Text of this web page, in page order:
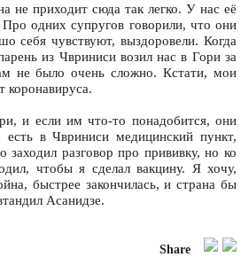
не приходит сюда так легко. У нас её
одних супругов говорили, что они
себя чувствуют, выздоровели. Когда
из Чвриниси возил нас в Гори за
не было очень сложно. Кстати, мои
коронавируса.
и если им что-то понадобится, они
в Чвриниси медицинский пункт,
заходил разговор про прививку, но ко
чтобы я сделал вакцину. Я хочу,
быстрее закончилась, и страна бы
Асанидзе.
Share